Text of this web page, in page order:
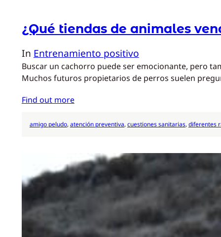
¿Qué tiendas de animales
In Entrenamiento positivo
Buscar un cachorro puede ser emocionante, pero
Muchos futuros propietarios de perros suelen
Find out more
amigo peludo, atención preventiva, cuestiones sanitarias, diferentes